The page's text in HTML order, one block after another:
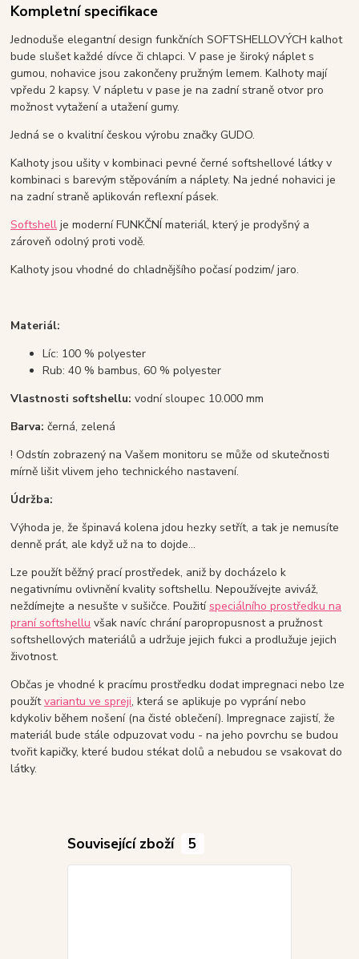
Kompletní specifikace
Jednoduše elegantní design funkčních SOFTSHELLOVÝCH kalhot
bude slušet každé dívce či chlapci. V pase je široký náplet s
gumou, nohavice jsou zakončeny pružným lemem. Kalhoty mají
vpředu 2 kapsy. V nápletu v pase je na zadní straně otvor pro
možnost vytažení a utažení gumy.
Jedná se o kvalitní českou výrobu značky GUDO.
Kalhoty jsou ušity v kombinaci pevné černé softshellové látky v
kombinaci s barevým stěpováním a náplety. Na jedné nohavici je
na zadní straně aplikován reflexní pásek.
Softshell je moderní FUNKČNÍ materiál, který je prodyšný a
zároveň odolný proti vodě.
Kalhoty jsou vhodné do chladnějšího počasí podzim/ jaro.
Materiál:
Líc: 100 % polyester
Rub: 40 % bambus, 60 % polyester
Vlastnosti softshellu: vodní sloupec 10.000 mm
Barva: černá, zelená
! Odstín zobrazený na Vašem monitoru se může od skutečnosti
mírně lišit vlivem jeho technického nastavení.
Údržba:
Výhoda je, že špinavá kolena jdou hezky setřít, a tak je nemusíte
denně prát, ale když už na to dojde...
Lze použít běžný prací prostředek, aniž by docházelo k
negativnímu ovlivnění kvality softshellu. Nepoužívejte aviváž,
neždímejte a nesušte v sušičce. Použití speciálního prostředku na
praní softshellu však navíc chrání paropropusnost a pružnost
softshellových materiálů a udržuje jejich fukci a prodlužuje jejich
životnost.
Občas je vhodné k pracímu prostředku dodat impregnaci nebo lze
použítvariantu ve spreji, která se aplikuje po vyprání nebo
kdykoliv během nošení (na čisté oblečení). Impregnace zajistí, že
materiál bude stále odpuzovat vodu - na jeho povrchu se budou
tvořit kapičky, které budou stékat dolů a nebudou se vsakovat do
látky.
Související zboží 5